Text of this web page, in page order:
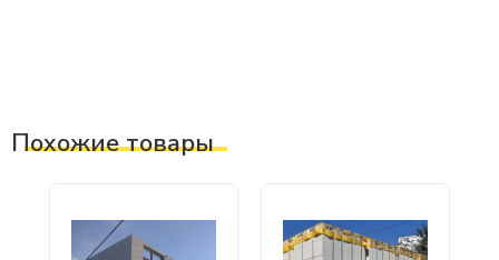
Похожие товары